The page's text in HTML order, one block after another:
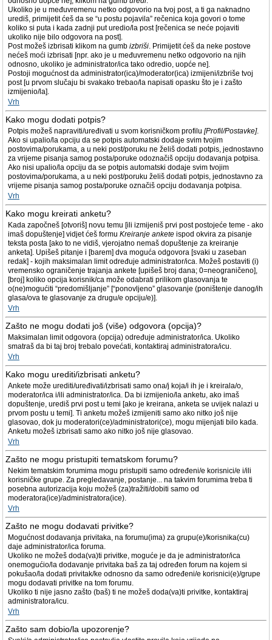
Ukoliko je u međuvremenu netko odgovorio na tvoj post, a ti ga naknadno
urediš, primijetit ćeš da se “u postu pojavila” rečenica koja govori o tome
koliko si puta i kada zadnji put uredio/la post [rečenica se neće pojaviti
ukoliko nije bilo odgovora na post].
Post možeš izbrisati klikom na gumb izbriši. Primijetit ćeš da neke postove
nećeš moći izbrisati [npr. ako je u međuvremenu netko odgovorio na njih
odnosno, ukoliko je administrator/ica tako odredio, uopće ne].
Postoji mogućnost da administrator(ica)/moderator(ica) izmijeni/izbriše tvoj
post [u prvom slučaju bi svakako trebao/la napisati opasku što je i zašto
izmijenio/la].
Vrh
Kako mogu dodati potpis?
Potpis možeš napraviti/uređivati u svom korisničkom profilu [Profil/Postavke].
Ako si upalio/la opciju da se potpis automatski dodaje svim tvojim
postovima/porukama, a u neki post/poruku ne želiš dodati potpis, jednostavno
za vrijeme pisanja samog posta/poruke odoznačiš opciju dodavanja potpisa.
Ako nisi upalio/la opciju da se potpis automatski dodaje svim tvojim
postovima/porukama, a u neki post/poruku želiš dodati potpis, jednostavno za
vrijeme pisanja samog posta/poruke označiš opciju dodavanja potpisa.
Vrh
Kako mogu kreirati anketu?
Kada započneš [otvoriš] novu temu [ili izmijeniš prvi post postojeće teme - ako
imaš dopuštenje] vidjet ćeš formu Kreiranje ankete ispod okvira za pisanje
teksta posta [ako to ne vidiš, vjerojatno nemaš dopuštenje za kreiranje
anketa]. Upišeš pitanje i [barem] dva moguća odgovora [svaki u zaseban
redak] - kojih maksimalan limit određuje administrator/ica. Možeš postaviti (i)
vremensko ograničenje trajanja ankete [upišeš broj dana; 0=neograničeno],
[broj] koliko opcija korisnik/ca može odabrati prilikom glasovanja te
o(ne)mogućiti “predomišljanje” [“ponovljeno” glasovanje (poništenje danog/ih
glasa/ova te glasovanje za drugu/e opciju/e)].
Vrh
Zašto ne mogu dodati još (više) odgovora (opcija)?
Maksimalan limit odgovora (opcija) određuje administrator/ica. Ukoliko
smatraš da bi taj broj trebalo povećati, kontaktiraj administratora/icu.
Vrh
Kako mogu urediti/izbrisati anketu?
Ankete može urediti/uređivati/izbrisati samo ona/j koja/i ih je i kreirala/o,
moderator/ica i/ili administrator/ica. Da bi izmijenio/la anketu, ako imaš
dopuštenje, urediš prvi post u temi [ako je kreirana, anketa se uvijek nalazi u
prvom postu u temi]. Ti anketu možeš izmijeniti samo ako nitko još nije
glasovao, dok ju moderatori(ce)/administratori(ce), mogu mijenjati bilo kada.
Anketu možeš izbrisati samo ako nitko još nije glasovao.
Vrh
Zašto ne mogu pristupiti tematskom forumu?
Nekim tematskim forumima mogu pristupiti samo određeni/e korisnici/e i/ili
korisničke grupe. Za pregledavanje, postanje... na takvim forumima treba ti
posebna autorizacija koju možeš (za)tražiti/dobiti samo od
moderatora(ice)/administratora(ice).
Vrh
Zašto ne mogu dodavati privitke?
Mogućnost dodavanja privitaka, na forumu(ima) za grupu(e)/korisnika(cu)
daje administrator/ica foruma.
Ukoliko ne možeš doda(va)ti privitke, moguće je da je administrator/ica
onemogućio/la dodavanje privitaka baš za taj određen forum na kojem si
pokušao/la dodati privitak/ke odnosno da samo određeni/e korisnici(e)/grupe
mogu dodavati privitke na tom forumu.
Ukoliko ti nije jasno zašto (baš) ti ne možeš doda(va)ti privitke, kontaktiraj
administratora/icu.
Vrh
Zašto sam dobio/la upozorenje?